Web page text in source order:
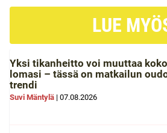
LUE
Yksi tikanheitto voi muuttaa koko
lomasi – tässä on matkailun
trendi
Suvi Mäntylä | 07.08.2026